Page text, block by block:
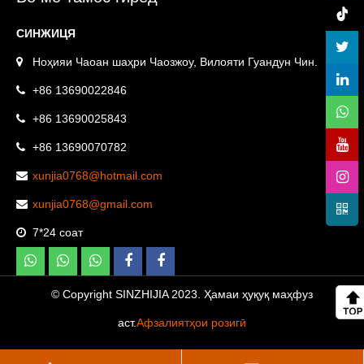
канализатсияи сарпӯши
сарпӯши
СИНЖИЦЯ
Ноҳияи Чаоан шаҳри Чаозжоу, Вилояти Гуандун Чин.
+86 13690022846
+86 13690025843
+86 13690070782
xunjia0768@hotmail.com
xunjia0768@gmail.com
7*24 соат
© Copyright SINZHIJIA 2023. Ҳамаи ҳуқуқ маҳфуз
аст.Афзалиятҳои розигӣ